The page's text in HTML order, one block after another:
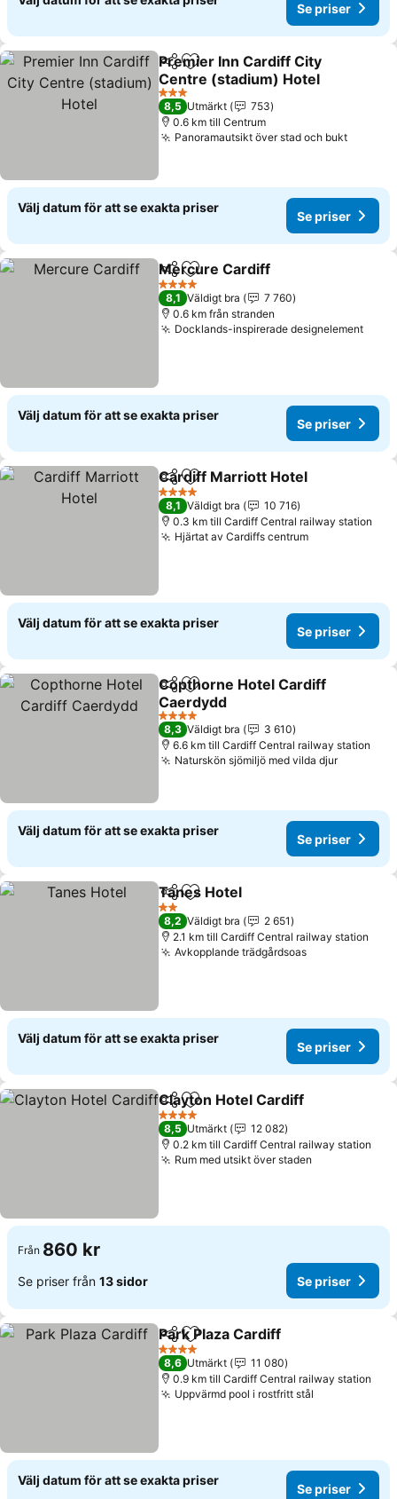
Se priser
Dela Lägg till i Mina Favoriter
Premier Inn Cardiff City
Centre (stadium) Hotel
Se priser
3 Stjärnor
8,5 Utmärkt
753
0.6 km till Centrum
Panoramautsikt över stad och buktSe
Välj datum för att se exakta priser
Se priser
Dela Lägg till i Mina Favoriter
Mercure Cardiff
4 Stjärnor
8,1 Väldigt bra
7 760
0.6 km från stranden
Docklands-inspirerade designelementSe
Välj datum för att se exakta priser
Se priser
Dela Lägg till i Mina Favoriter
Cardiff Marriott Hotel
4 Stjärnor
8,1 Väldigt bra
10 716
0.3 km till Cardiff Central railway station
Hjärtat av Cardiffs centrumSe priser
Välj datum för att se exakta priser
Se priser
Dela Lägg till i Mina Favoriter
Copthorne Hotel Cardiff
Caerdydd
Se priser
4 Stjärnor
8,3 Väldigt bra
3 610
6.6 km till Cardiff Central railway station
Naturskön sjömiljö med vilda djurSe priser
Välj datum för att se exakta priser
Se priser
Dela Lägg till i Mina Favoriter
Tanes Hotel
2 Stjärnor
8,2 Väldigt bra
2 651
2.1 km till Cardiff Central railway station
Avkopplande trädgårdsoasSe priser
Välj datum för att se exakta priser
Se priser
Dela Lägg till i Mina Favoriter
Clayton Hotel Cardiff
4 Stjärnor
8,5 Utmärkt
12 082
0.2 km till Cardiff Central railway station
Rum med utsikt över staden
Från 860 kr
Se priser från 13 sidor Se priser
Dela Lägg till i Mina Favoriter
Park Plaza Cardiff
4 Stjärnor
8,6 Utmärkt
11 080
0.9 km till Cardiff Central railway station
Uppvärmd pool i rostfritt stål
Välj datum för att se exakta priser
Se priser